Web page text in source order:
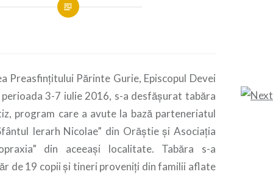
Preasfinţitului Părinte Gurie, Episcopul Devei
3-7 iulie 2016, s-a desfăşurat tabăra
program care a avute la bază parteneriatul
Ierarh Nicolae” din Orăştie şi Asociaţia
din aceeaşi localitate. Tabăra s-a
de 19 copii şi tineri proveniţi din familii aflate